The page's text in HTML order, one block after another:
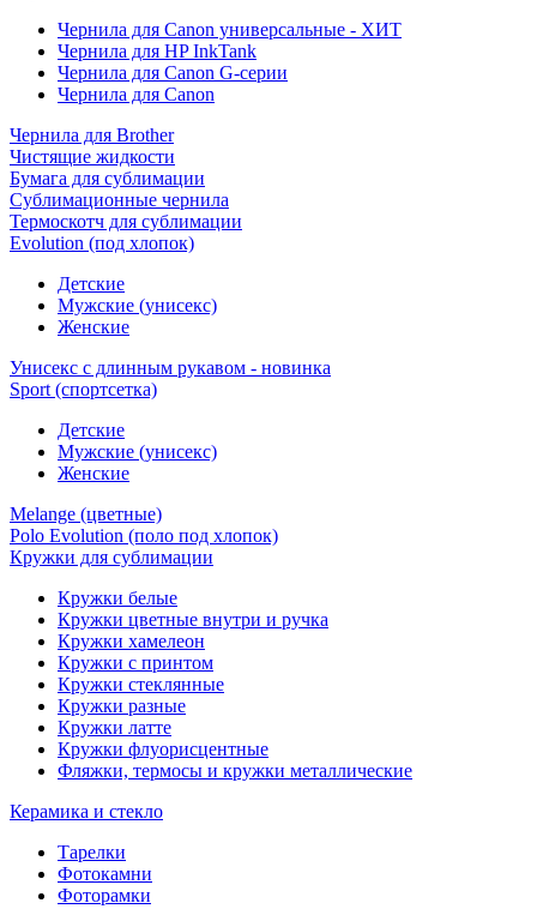
Чернила для Canon универсальные - ХИТ
Чернила для HP InkTank
Чернила для Canon G-серии
Чернила для Canon
Чернила для Brother
Чистящие жидкости
Бумага для сублимации
Сублимационные чернила
Термоскотч для сублимации
Evolution (под хлопок)
Детские
Мужские (унисекс)
Женские
Унисекс с длинным рукавом - новинка
Sport (спортсетка)
Детские
Мужские (унисекс)
Женские
Melange (цветные)
Polo Evolution (поло под хлопок)
Кружки для сублимации
Кружки белые
Кружки цветные внутри и ручка
Кружки хамелеон
Кружки c принтом
Кружки стеклянные
Кружки разные
Кружки латте
Кружки флуорисцентные
Фляжки, термосы и кружки металлические
Керамика и стекло
Тарелки
Фотокамни
Фоторамки